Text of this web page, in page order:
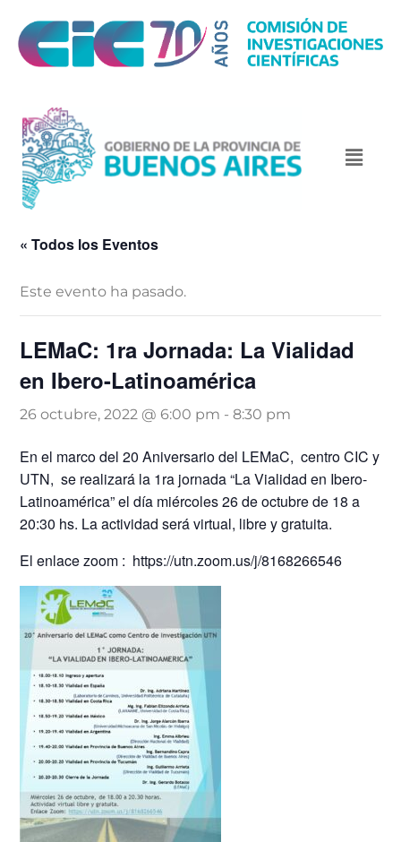
« Todos los Eventos
Este evento ha pasado.
LEMaC: 1ra Jornada: La Vialidad
en Ibero-Latinoamérica
26 octubre, 2022 @ 6:00 pm -8:30 pm
En el marco del 20 Aniversario del LEMaC, centro CIC y
UTN, se realizará la 1ra jornada “La Vialidad en Ibero-
Latinoamérica” el día miércoles 26 de octubre de 18 a
20:30 hs. La actividad será virtual, libre y gratuita.
El enlace zoom : https://utn.zoom.us/j/8168266546